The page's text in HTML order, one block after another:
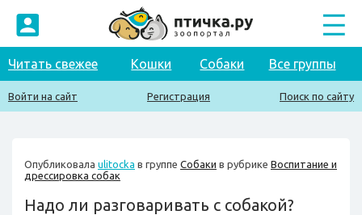
Читать свежее Кошки Собаки Все группы
Войти на сайт Регистрация Поиск по сайту
Опубликовала ulitocka в группе Собаки в рубрике Воспитание и
дрессировка собак
Надо ли разговаривать с собакой?